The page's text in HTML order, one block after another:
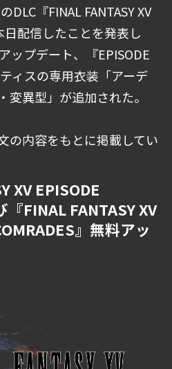
DLC『FINAL FANTASY XV
日配信したことを発表し
ップデート、『EPISODE
ィスの専用衣装「アーデ
変異型」が追加された。
の内容をもとに掲載してい
XV EPISODE
『FINAL FANTASY XV
』無料アッ